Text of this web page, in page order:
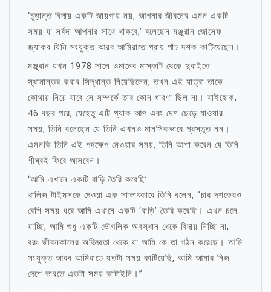
‘চূড়ান্ত বিদায় একটি জায়গায় নয়, আপনার জীবনের এমন একটি
সময় যা সর্বদা আপনার সাথে থাকবে,’ বলেছেন মঞ্জুরান জোসেফ
জ্যাকব যিনি সংযুক্ত আরব আমিরাতে প্রায় পাঁচ দশক কাটিয়েছেন।
মঞ্জুরান যখন 1978 সালে ওমানের মাস্কাট থেকে দুবাইতে
স্থানান্তর করার সিদ্ধান্ত নিয়েছিলেন, তখন এই যাত্রা তাকে
কোথায় নিয়ে যাবে সে সম্পর্কে তার কোন ধারণা ছিল না। যাইহোক,
46 বছর পরে, যেহেতু এটি প্যাক আপ এবং দেশ ছেড়ে যাওয়ার
সময়, তিনি বলেছেন যে তিনি এখনও মানসিকভাবে প্রস্তুত নন।
এমনকি তিনি এই পদক্ষেপ নেওয়ার সময়, তিনি আশা করেন যে তিনি
শীঘ্রই ফিরে আসবেন।
‘আমি এখানে একটি বাড়ি তৈরি করেছি’
খালিজ টাইমসকে দেওয়া এক সাক্ষাৎকারে তিনি বলেন, “চার দশকেরও
বেশি সময় ধরে আমি এখানে একটি ‘বাড়ি’ তৈরি করেছি। এখন চলে
যাচ্ছি, আমি শুধু একটি ভৌগলিক অবস্থান থেকে বিদায় নিচ্ছি না,
বরং জীবনকালের অভিজ্ঞতা থেকে যা আমি কে তা গঠন করেছে। আমি
সংযুক্ত আরব আমিরাতে যতটা সময় কাটিয়েছি, আমি আমার নিজ
দেশে ভারতে এতটা সময় কাটাইনি।”